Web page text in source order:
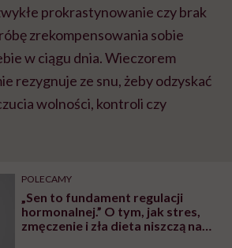
prokrastynowanie czy brak
zrekompensowania sobie
w ciągu dnia. Wieczorem
rezygnuje ze snu, żeby odzyskać
wolności, kontroli czy
POLECAMY
„Sen to fundament regulacji
hormonalnej.” O tym, jak stres,
zmęczenie i zła dieta niszczą nam